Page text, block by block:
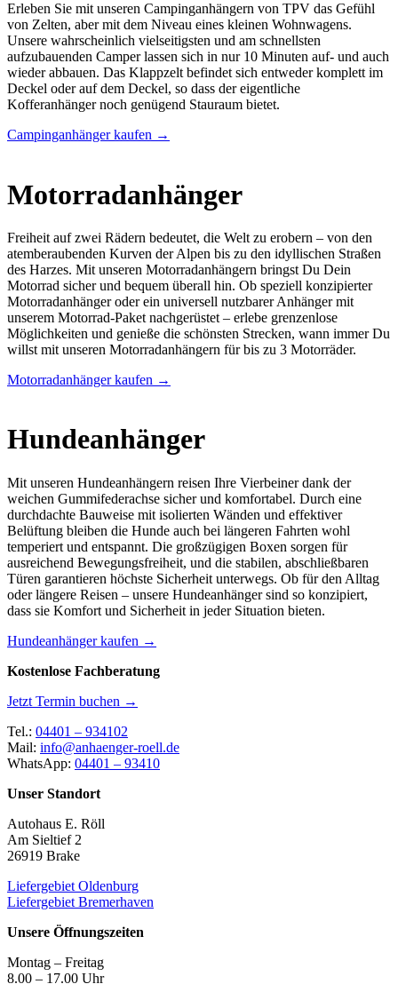
Erleben Sie mit unseren Campinganhängern von TPV das Gefühl
von Zelten, aber mit dem Niveau eines kleinen Wohnwagens.
Unsere wahrscheinlich vielseitigsten und am schnellsten
aufzubauenden Camper lassen sich in nur 10 Minuten auf- und auch
wieder abbauen. Das Klappzelt befindet sich entweder komplett im
Deckel oder auf dem Deckel, so dass der eigentliche
Kofferanhänger noch genügend Stauraum bietet.
Campinganhänger kaufen →
Motorradanhänger
Freiheit auf zwei Rädern bedeutet, die Welt zu erobern – von den
atemberaubenden Kurven der Alpen bis zu den idyllischen Straßen
des Harzes. Mit unseren Motorradanhängern bringst Du Dein
Motorrad sicher und bequem überall hin. Ob speziell konzipierter
Motorradanhänger oder ein universell nutzbarer Anhänger mit
unserem Motorrad-Paket nachgerüstet – erlebe grenzenlose
Möglichkeiten und genieße die schönsten Strecken, wann immer Du
willst mit unseren Motorradanhängern für bis zu 3 Motorräder.
Motorradanhänger kaufen →
Hundeanhänger
Mit unseren Hundeanhängern reisen Ihre Vierbeiner dank der
weichen Gummifederachse sicher und komfortabel. Durch eine
durchdachte Bauweise mit isolierten Wänden und effektiver
Belüftung bleiben die Hunde auch bei längeren Fahrten wohl
temperiert und entspannt. Die großzügigen Boxen sorgen für
ausreichend Bewegungsfreiheit, und die stabilen, abschließbaren
Türen garantieren höchste Sicherheit unterwegs. Ob für den Alltag
oder längere Reisen – unsere Hundeanhänger sind so konzipiert,
dass sie Komfort und Sicherheit in jeder Situation bieten.
Hundeanhänger kaufen →
Kostenlose Fachberatung
Jetzt Termin buchen →
Tel.: 04401 – 934102
Mail: info@anhaenger-roell.de
WhatsApp: 04401 – 93410
Unser Standort
Autohaus E. Röll
Am Sieltief 2
26919 Brake
Liefergebiet Oldenburg
Liefergebiet Bremerhaven
Unsere Öffnungszeiten
Montag – Freitag
8.00 – 17.00 Uhr